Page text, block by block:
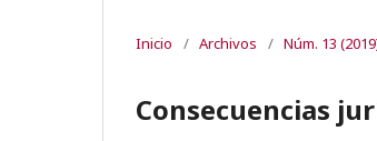
Inicio / Archivos / Núm. 13
Consecuencias